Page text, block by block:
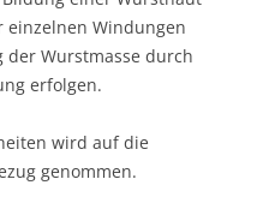
einzelnen Windungen
Wurstmasse durch
erfolgen.
wird auf die
genommen.